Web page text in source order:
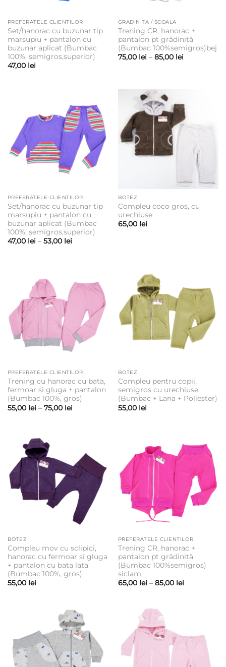
PREFERATELE CLIENTILOR
Set/hanorac cu buzunar tip
marsupiu + pantalon cu
buzunar aplicat (Bumbac
100%, semigros,superior)
47,00 lei
GRADINITA / SCOALA
Trening CR, hanorac +
pantalon pt grădiniță
(Bumbac 100%semigros)bej
75,00 lei – 85,00 leiInterval
PREFERATELE CLIENTILOR
Set/hanorac cu buzunar tip
marsupiu + pantalon cu
buzunar aplicat (Bumbac
100%, semigros,superior)
47,00 lei – 53,00 leiInterval
BOTEZ
Compleu coco gros, cu
urechiuse
65,00 lei
PREFERATELE CLIENTILOR
Trening cu hanorac cu bata,
fermoar si gluga + pantalon
(Bumbac 100%, gros)
55,00 lei – 75,00 leiInterval
BOTEZ
Compleu pentru copii,
semigros cu urechiuse
(Bumbac + Lana + Poliester)
55,00 lei
BOTEZ
Compleu mov cu sclipici,
hanorac cu fermoar si gluga
+ pantalon cu bata lata
(Bumbac 100%, gros)
55,00 lei
PREFERATELE CLIENTILOR
Trening CR, hanorac +
pantalon pt grădiniță
(Bumbac 100%semigros)
siclam
65,00 lei – 85,00 leiInterval